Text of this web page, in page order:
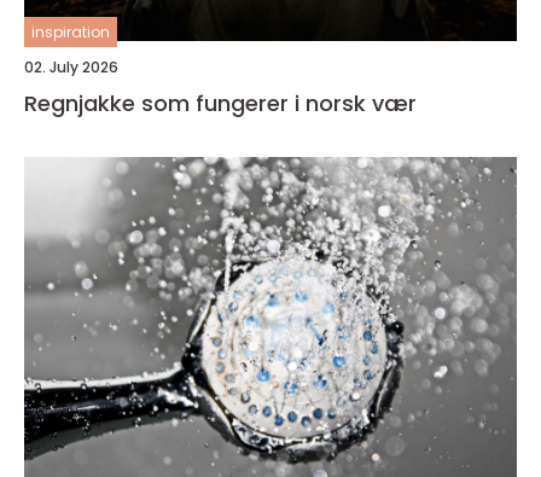
inspiration
02. July 2026
Regnjakke som fungerer i norsk vær